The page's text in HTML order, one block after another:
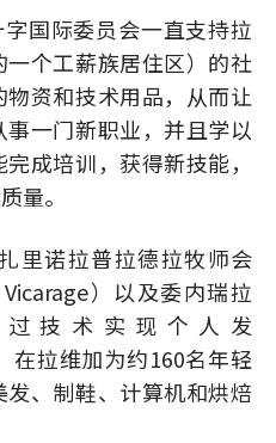
国际委员会一直支持拉
个工薪族居住区）的社
资和技术用品，从而让
一门新职业，并且学以
成培训，获得新技能，
量。
里诺拉普拉德拉牧师会
Vicarage）以及委内瑞拉
技术实现个人发
在拉维加为约160名年轻
、制鞋、计算机和烘焙